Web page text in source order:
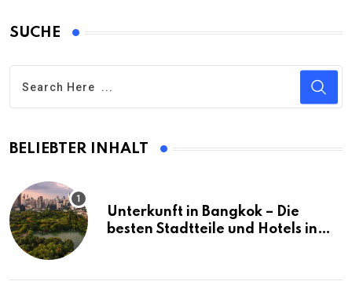
SUCHE
BELIEBTER INHALT
Unterkunft in Bangkok – Die
besten Stadtteile und Hotels in